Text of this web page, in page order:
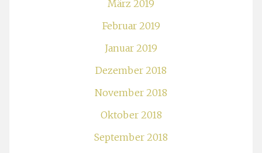
März 2019
Februar 2019
Januar 2019
Dezember 2018
November 2018
Oktober 2018
September 2018